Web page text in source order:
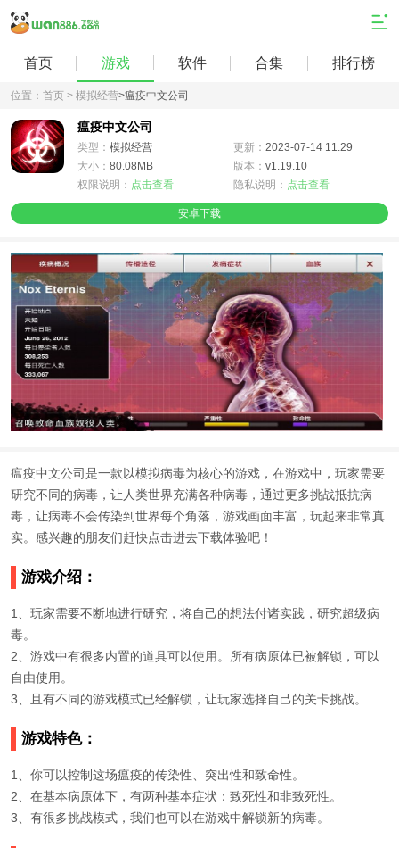
首页 游戏 软件 合集 排行榜
位置： 首页 > 模拟经营>瘟疫中文公司
瘟疫中文公司
类型： 模拟经营 更新： 2023-07-14 11:29
大小： 80.08MB 版本： v1.19.10
权限说明： 点击查看 隐私说明： 点击查看
安卓下载
瘟疫中文公司是一款以模拟病毒为核心的游戏，在游戏中，玩家需要
研究不同的病毒，让人类世界充满各种病毒，通过更多挑战抵抗病
毒，让病毒不会传染到世界每个角落，游戏画面丰富，玩起来非常真
实。感兴趣的朋友们赶快点击进去下载体验吧！
游戏介绍：
1、玩家需要不断地进行研究，将自己的想法付诸实践，研究超级病
毒。
2、游戏中有很多内置的道具可以使用。所有病原体已被解锁，可以
自由使用。
3、且有不同的游戏模式已经解锁，让玩家选择自己的关卡挑战。
游戏特色：
1、你可以控制这场瘟疫的传染性、突出性和致命性。
2、在基本病原体下，有两种基本症状：致死性和非致死性。
3、有很多挑战模式，我们也可以在游戏中解锁新的病毒。